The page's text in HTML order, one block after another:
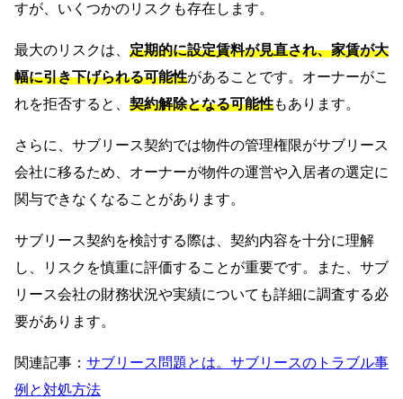
すが、いくつかのリスクも存在します。
最大のリスクは、 定期的に設定賃料が見直され、家賃が大
幅に引き下げられる可能性があることです。オーナーがこ
れを拒否すると、 契約解除となる可能性もあります。
さらに、サブリース契約では物件の管理権限がサブリース
会社に移るため、オーナーが物件の運営や入居者の選定に
関与できなくなることがあります。
サブリース契約を検討する際は、契約内容を十分に理解
し、リスクを慎重に評価することが重要です。また、サブ
リース会社の財務状況や実績についても詳細に調査する必
要があります。
関連記事： サブリース問題とは。サブリースのトラブル事
例と対処方法